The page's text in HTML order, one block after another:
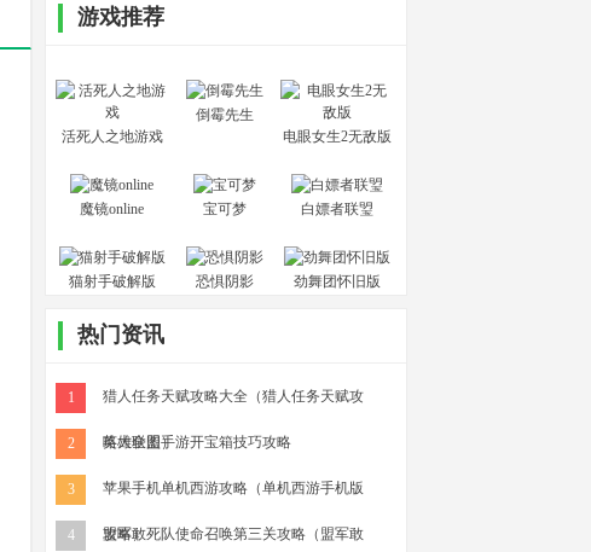
游戏推荐
活死人之地游戏
倒霉先生
电眼女生2无敌版
魔镜online 宝可梦 白嫖者联琞
猫射手破解版 恐惧阴影 劲舞团怀旧版
热门资讯
1 猎人任务天赋攻略大全（猎人任务天赋攻
略大全图）
2 英雄联盟手游开宝箱技巧攻略
3 苹果手机单机西游攻略（单机西游手机版
攻略）
4 盟军敢死队使命召唤第三关攻略（盟军敢